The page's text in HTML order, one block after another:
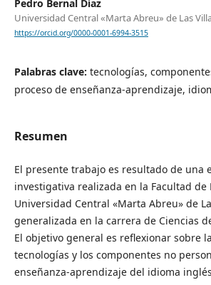
Pedro Bernal Díaz
Universidad Central «Marta Abreu» de Las
https://orcid.org/0000-0001-6994-3515
Palabras clave: tecnologías,
proceso de enseñanza-aprendizaje,
Resumen
El presente trabajo es resultado de una
investigativa realizada en la Facultad de
Universidad Central «Marta Abreu» de
generalizada en la carrera de Ciencias
El objetivo general es reflexionar sobre
tecnologías y los componentes no
enseñanza-aprendizaje del idioma